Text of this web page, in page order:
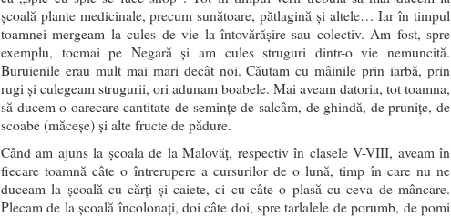
școală plante medicinale, precum sunătoare, pătlagină și altele… Iar în timpul
toamnei mergeam la cules de vie la întovărășire sau colectiv. Am fost, spre
exemplu, tocmai pe Negară și am cules struguri dintr-o vie nemuncită.
Buruienile erau mult mai mari decât noi. Căutam cu mâinile prin iarbă, prin
rugi și culegeam strugurii, ori adunam boabele. Mai aveam datoria, tot toamna,
să ducem o oarecare cantitate de semințe de salcâm, de ghindă, de prunițe, de
scoabe (măceșe) și alte fructe de pădure.
Când am ajuns la școala de la Malovăț, respectiv în clasele V-VIII, aveam în
fiecare toamnă câte o întrerupere a cursurilor de o lună, timp în care nu ne
duceam la școală cu cărți și caiete, ci cu câte o plasă cu ceva de mâncare.
Plecam de la școală încolonați, doi câte doi, spre tarlalele de porumb, de pomi